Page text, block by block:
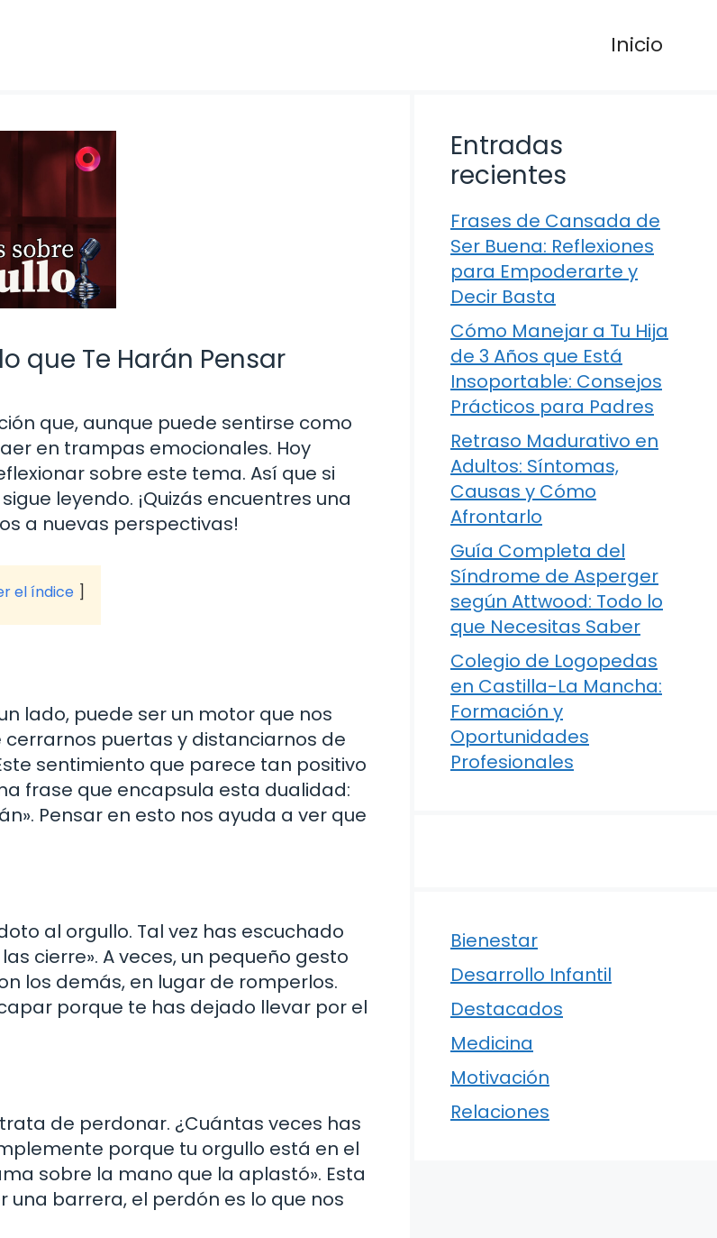
Inicio
que Te Harán Pensar
que, aunque puede sentirse como
en trampas emocionales. Hoy
sobre este tema. Así que si
leyendo. ¡Quizás encuentres una
a nuevas perspectivas!
el índice
lado, puede ser un motor que nos
puertas y distanciarnos de
sentimiento que parece tan positivo
frase que encapsula esta dualidad:
Pensar en esto nos ayuda a ver que
al orgullo. Tal vez has escuchado
cierre». A veces, un pequeño gesto
los demás, en lugar de romperlos.
porque te has dejado llevar por el
de perdonar. ¿Cuántas veces has
porque tu orgullo está en el
sobre la mano que la aplastó». Esta
una barrera, el perdón es lo que nos
Entradas
recientes
Frases de Cansada de
Ser Buena: Reflexiones
para Empoderarte y
Decir Basta
Cómo Manejar a Tu Hija
de 3 Años que Está
Insoportable: Consejos
Prácticos para Padres
Retraso Madurativo en
Adultos: Síntomas,
Causas y Cómo
Afrontarlo
Guía Completa del
Síndrome de Asperger
según Attwood: Todo lo
que Necesitas Saber
Colegio de Logopedas
en Castilla-La Mancha:
Formación y
Oportunidades
Profesionales
Bienestar
Desarrollo Infantil
Destacados
Medicina
Motivación
Relaciones